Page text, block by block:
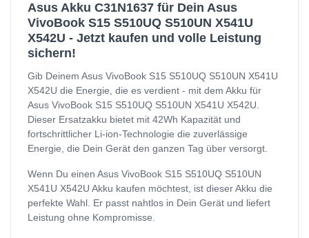
Asus Akku C31N1637 für Dein Asus
VivoBook S15 S510UQ S510UN X541U
X542U - Jetzt kaufen und volle Leistung
sichern!
Gib Deinem Asus VivoBook S15 S510UQ S510UN X541U
X542U die Energie, die es verdient - mit dem Akku für
Asus VivoBook S15 S510UQ S510UN X541U X542U.
Dieser Ersatzakku bietet mit 42Wh Kapazität und
fortschrittlicher Li-ion-Technologie die zuverlässige
Energie, die Dein Gerät den ganzen Tag über versorgt.
Wenn Du einen Asus VivoBook S15 S510UQ S510UN
X541U X542U Akku kaufen möchtest, ist dieser Akku die
perfekte Wahl. Er passt nahtlos in Dein Gerät und liefert
Leistung ohne Kompromisse.